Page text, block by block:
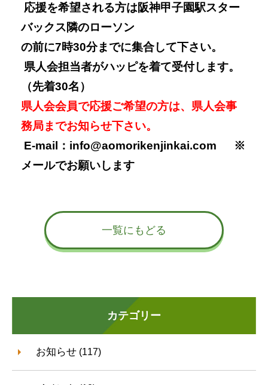
応援を希望される方は阪神甲子園駅スター
バックス隣のローソン
の前に7時30分までに集合して下さい。
県人会担当者がハッピを着て受付します。
（先着30名）
県人会会員で応援ご希望の方は、県人会事
務局までお知らせ下さい。
E-mail：info@aomorikenjinkai.com ※
メールでお願いします
一覧にもどる
カテゴリー
お知らせ (117)